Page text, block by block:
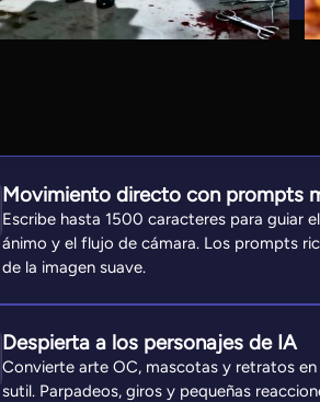
Movimiento directo con prompts
Escribe hasta 1500 caracteres para guiar
ánimo y el flujo de cámara. Los prompts
de la imagen suave.
Despierta a los personajes de IA
Convierte arte OC, mascotas y retratos
sutil. Parpadeos, giros y pequeñas